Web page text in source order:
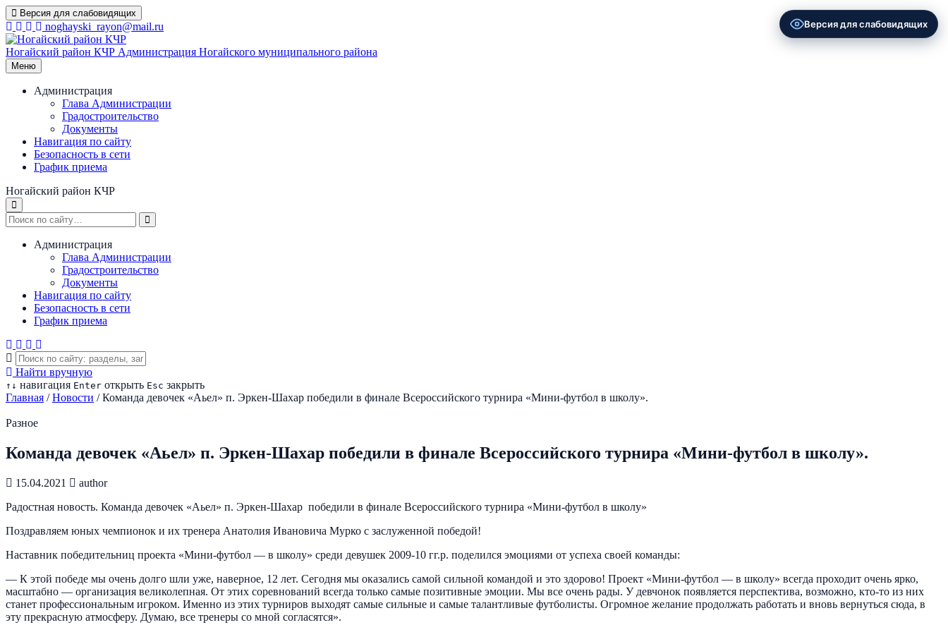
Перейти
к
содержимому
Версия для слабовидящих
noghayski_rayon@mail.ru
Ногайский район КЧР Администрация Ногайского муниципального района
Меню
Администрация
Глава Администрации
Градостроительство
Документы
Навигация по сайту
Безопасность в сети
График приема
Ногайский район КЧР
Администрация
Глава Администрации
Градостроительство
Документы
Навигация по сайту
Безопасность в сети
График приема
Найти вручную
↑ ↓ навигация Enter открыть Esc закрыть
Главная / Новости / Команда девочек «Аьел» п. Эркен-Шахар победили в финале Всероссийского турнира «Мини-футбол в школу».
Разное
Команда девочек «Аьел» п. Эркен-Шахар победили в финале Всероссийского турнира «Мини-футбол в школу».
15.04.2021
author
Радостная новость. Команда девочек «Аьел» п. Эркен-Шахар победили в финале Всероссийского турнира «Мини-футбол в школу»
Поздравляем юных чемпионок и их тренера Анатолия Ивановича Мурко с заслуженной победой!
Наставник победительниц проекта «Мини-футбол — в школу» среди девушек 2009-10 гг.р. поделился эмоциями от успеха своей команды:
— К этой победе мы очень долго шли уже, наверное, 12 лет. Сегодня мы оказались самой сильной командой и это здорово! Проект «Мини-футбол — в школу» всегда проходит очень ярко,
масштабно — организация великолепная. От этих соревнований всегда только самые позитивные эмоции. Мы все очень рады. У девчонок появляется перспектива, возможно, кто-то из них
станет профессиональным игроком. Именно из этих турниров выходят самые сильные и самые талантливые футболисты. Огромное желание продолжать работать и вновь вернуться сюда, в
эту прекрасную атмосферу. Думаю, все тренеры со мной согласятся».
Версия для слабовидящих